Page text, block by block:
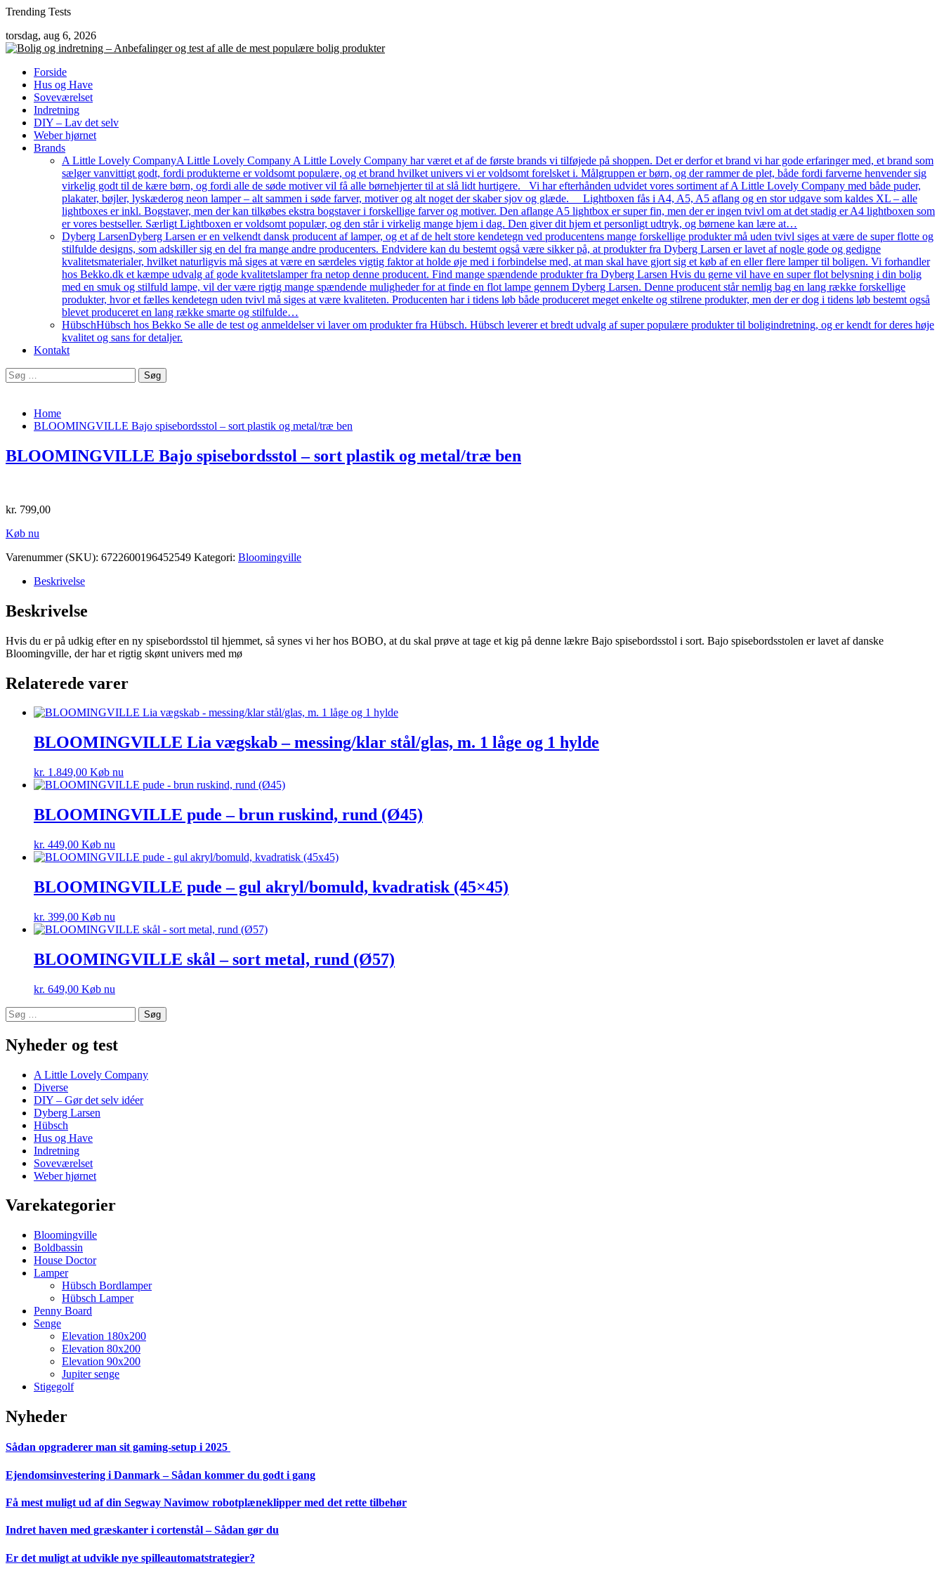
Skip
content
Trending Tests
torsdag, aug 6, 2026
Forside
Hus og Have
Soveværelset
Indretning
DIY – Lav det selv
Weber hjørnet
Brands
A Little Lovely CompanyA Little Lovely Company A Little Lovely Company har været et af de første brands vi tilføjede på shoppen. Det er derfor et brand vi har gode erfaringer med, et brand som
sælger vanvittigt godt, fordi produkterne er voldsomt populære, og et brand hvilket univers vi er voldsomt forelsket i. Målgruppen er børn, og der rammer de plet, både fordi farverne henvender sig
virkelig godt til de kære børn, og fordi alle de søde motiver vil få alle børnehjerter til at slå lidt hurtigere. Vi har efterhånden udvidet vores sortiment af A Little Lovely Company med både puder,
plakater, bøjler, lyskæderog neon lamper – alt sammen i søde farver, motiver og alt noget der skaber sjov og glæde. Lightboxen fås i A4, A5, A5 aflang og en stor udgave som kaldes XL – alle
lightboxes er inkl. Bogstaver, men der kan tilkøbes ekstra bogstaver i forskellige farver og motiver. Den aflange A5 lightbox er super fin, men der er ingen tvivl om at det stadig er A4 lightboxen som
er vores bestseller. Særligt Lightboxen er voldsomt populær, og den står i virkelig mange hjem i dag. Den giver dit hjem et personligt udtryk, og børnene kan lære at…
Dyberg LarsenDyberg Larsen er en velkendt dansk producent af lamper, og et af de helt store kendetegn ved producentens mange forskellige produkter må uden tvivl siges at være de super flotte og
stilfulde designs, som adskiller sig en del fra mange andre producenters. Endvidere kan du bestemt også være sikker på, at produkter fra Dyberg Larsen er lavet af nogle gode og gedigne
kvalitetsmaterialer, hvilket naturligvis må siges at være en særdeles vigtig faktor at holde øje med i forbindelse med, at man skal have gjort sig et køb af en eller flere lamper til boligen. Vi forhandler
hos Bekko.dk et kæmpe udvalg af gode kvalitetslamper fra netop denne producent. Find mange spændende produkter fra Dyberg Larsen Hvis du gerne vil have en super flot belysning i din bolig
med en smuk og stilfuld lampe, vil der være rigtig mange spændende muligheder for at finde en flot lampe gennem Dyberg Larsen. Denne producent står nemlig bag en lang række forskellige
produkter, hvor et fælles kendetegn uden tvivl må siges at være kvaliteten. Producenten har i tidens løb både produceret meget enkelte og stilrene produkter, men der er dog i tidens løb bestemt også
blevet produceret en lang række smarte og stilfulde…
HübschHübsch hos Bekko Se alle de test og anmeldelser vi laver om produkter fra Hübsch. Hübsch leverer et bredt udvalg af super populære produkter til boligindretning, og er kendt for deres høje
kvalitet og sans for detaljer.
Kontakt
Søg
efter:
Home
BLOOMINGVILLE Bajo spisebordsstol – sort plastik og metal/træ ben
BLOOMINGVILLE Bajo spisebordsstol – sort plastik og metal/træ ben
kr. 799,00
Køb nu
Varenummer (SKU): 6722600196452549 Kategori: Bloomingville
Beskrivelse
Beskrivelse
Hvis du er på udkig efter en ny spisebordsstol til hjemmet, så synes vi her hos BOBO, at du skal prøve at tage et kig på denne lækre Bajo spisebordsstol i sort. Bajo spisebordsstolen er lavet af danske
Bloomingville, der har et rigtig skønt univers med mø
Relaterede varer
BLOOMINGVILLE Lia vægskab – messing/klar stål/glas, m. 1 låge og 1 hylde
kr. 1.849,00 Køb nu
BLOOMINGVILLE pude – brun ruskind, rund (Ø45)
kr. 449,00 Køb nu
BLOOMINGVILLE pude – gul akryl/bomuld, kvadratisk (45×45)
kr. 399,00 Køb nu
BLOOMINGVILLE skål – sort metal, rund (Ø57)
kr. 649,00 Køb nu
Søg
efter:
Nyheder og test
A Little Lovely Company
Diverse
DIY – Gør det selv idéer
Dyberg Larsen
Hübsch
Hus og Have
Indretning
Soveværelset
Weber hjørnet
Varekategorier
Bloomingville
Boldbassin
House Doctor
Lamper
Hübsch Bordlamper
Hübsch Lamper
Penny Board
Senge
Elevation 180x200
Elevation 80x200
Elevation 90x200
Jupiter senge
Stigegolf
Nyheder
Sådan opgraderer man sit gaming-setup i 2025
Ejendomsinvestering i Danmark – Sådan kommer du godt i gang
Få mest muligt ud af din Segway Navimow robotplæneklipper med det rette tilbehør
Indret haven med græskanter i cortenstål – Sådan gør du
Er det muligt at udvikle nye spilleautomatstrategier?